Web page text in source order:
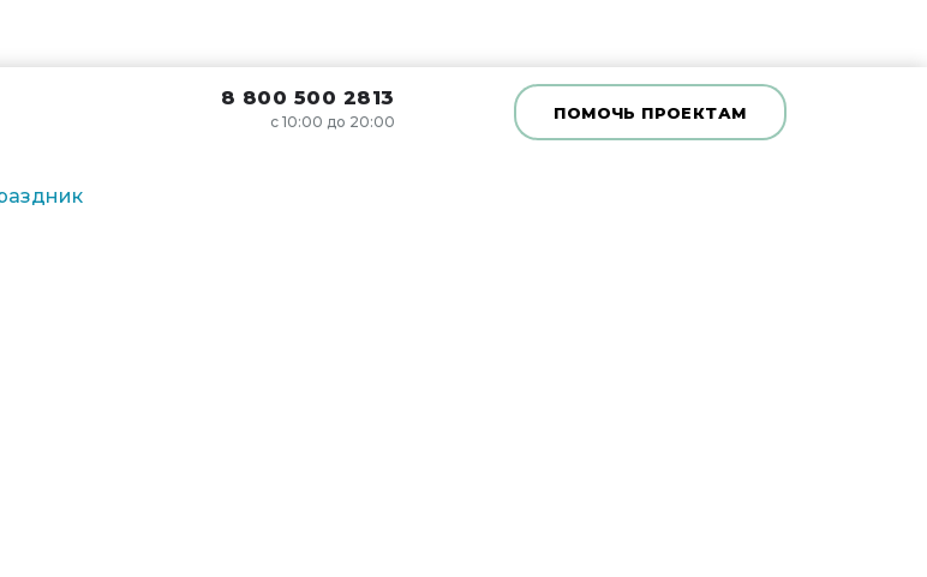
8 800 500 2813
с 10:00 до 20:00 ПОМОЧЬ ПРОЕКТАМ